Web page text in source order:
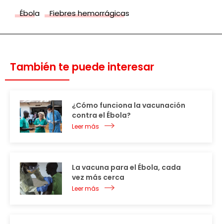
Ébola Fiebres hemorrágicas
También te puede interesar
¿Cómo funciona la vacunación
contra el Ébola?
Leer más
La vacuna para el Ébola, cada
vez más cerca
Leer más